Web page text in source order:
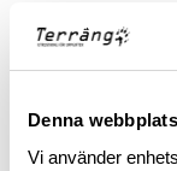
Denna
Vi använder
FINNS I FÖLJANDE